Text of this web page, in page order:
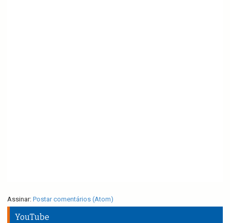
Assinar: Postar comentários (Atom)
YouTube